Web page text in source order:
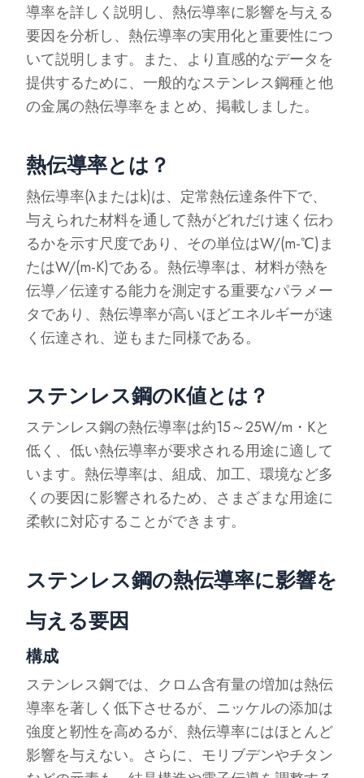
導率を詳しく説明し、熱伝導率に影響を与える
要因を分析し、熱伝導率の実用化と重要性につ
いて説明します。また、より直感的なデータを
提供するために、一般的なステンレス鋼種と他
の金属の熱伝導率をまとめ、掲載しました。
熱伝導率とは？
熱伝導率(λまたはk)は、定常熱伝達条件下で、
与えられた材料を通して熱がどれだけ速く伝わ
るかを示す尺度であり、その単位はW/(m-℃)ま
たはW/(m-K)である。熱伝導率は、材料が熱を
伝導／伝達する能力を測定する重要なパラメー
タであり、熱伝導率が高いほどエネルギーが速
く伝達され、逆もまた同様である。
ステンレス鋼のK値とは？
ステンレス鋼の熱伝導率は約15～25W/m・Kと
低く、低い熱伝導率が要求される用途に適して
います。熱伝導率は、組成、加工、環境など多
くの要因に影響されるため、さまざまな用途に
柔軟に対応することができます。
ステンレス鋼の熱伝導率に影響を
与える要因
構成
ステンレス鋼では、クロム含有量の増加は熱伝
導率を著しく低下させるが、ニッケルの添加は
強度と靭性を高めるが、熱伝導率にはほとんど
影響を与えない。さらに、モリブデンやチタン